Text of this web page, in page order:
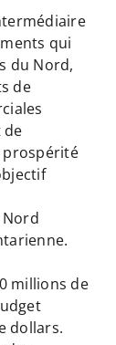
qui
du Nord,
de
de
prospérité
millions de
dollars.